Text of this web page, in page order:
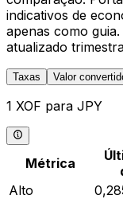
indicativos de
apenas como
atualizado
Taxas Valor
1 XOF para JPY
Métrica
Alto